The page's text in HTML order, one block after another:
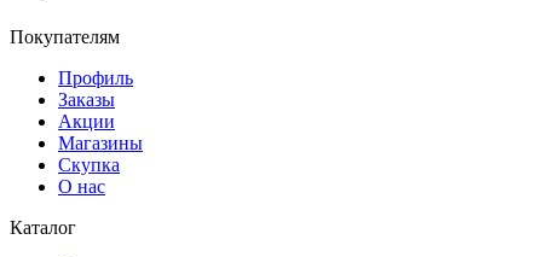
Покупателям
Профиль
Заказы
Акции
Магазины
Скупка
О нас
Каталог